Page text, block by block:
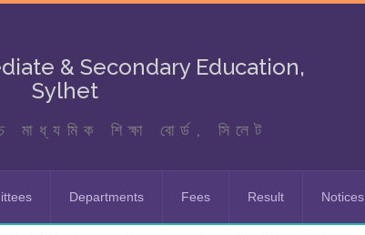
& Secondary Education,
Sylhet
শিক্ষা বোর্ড, সিলেট
Departments Fees Result Notices